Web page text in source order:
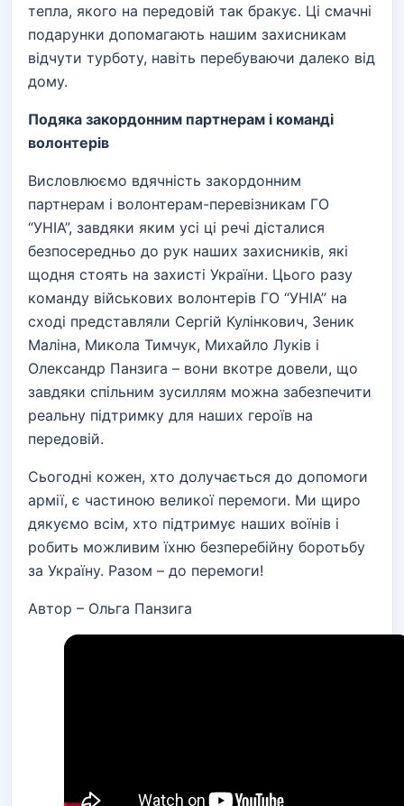
тепла, якого на передовій так бракує. Ці смачні
подарунки допомагають нашим захисникам
відчути турботу, навіть перебуваючи далеко від
дому.
Подяка закордонним партнерам і команді
волонтерів
Висловлюємо вдячність закордонним
партнерам і волонтерам-перевізникам ГО
“УНІА”, завдяки яким усі ці речі дісталися
безпосередньо до рук наших захисників, які
щодня стоять на захисті України. Цього разу
команду військових волонтерів ГО “УНІА” на
сході представляли Сергій Кулінкович, Зеник
Маліна, Микола Тимчук, Михайло Луків і
Олександр Панзига – вони вкотре довели, що
завдяки спільним зусиллям можна забезпечити
реальну підтримку для наших героїв на
передовій.
Сьогодні кожен, хто долучається до допомоги
армії, є частиною великої перемоги. Ми щиро
дякуємо всім, хто підтримує наших воїнів і
робить можливим їхню безперебійну боротьбу
за Україну. Разом – до перемоги!
Автор – Ольга Панзига